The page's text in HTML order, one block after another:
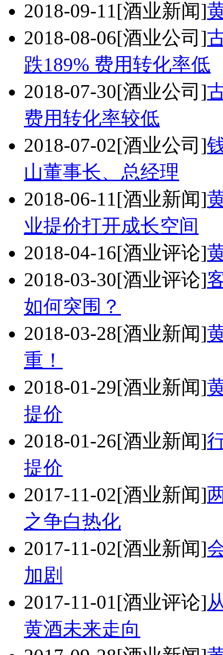
2018-09-11[酒业新闻]
2018-08-06[酒业公司]
跌189% 费用转化率低
2018-07-30[酒业公司]
费用转化率较低
2018-07-02[酒业公司]
山董事长、总经理
2018-06-11[酒业新闻]
业提价打开成长空间
2018-04-16[酒业评论]
2018-03-30[酒业评论]
如何突围？
2018-03-28[酒业新闻]
重！
2018-01-29[酒业新闻]
提价
2018-01-26[酒业新闻]
提价
2017-11-02[酒业新闻]
之争白热化
2017-11-02[酒业新闻]
加剧
2017-11-01[酒业评论]
黄酒未来走向